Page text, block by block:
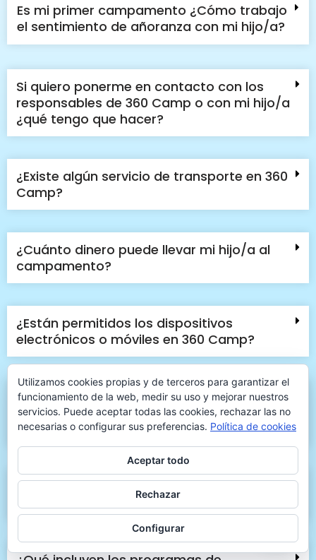
Es mi primer campamento ¿Cómo trabajo
el sentimiento de añoranza con mi hijo/a?
Si quiero ponerme en contacto con los
responsables de 360 Camp o con mi hijo/a
¿qué tengo que hacer?
¿Existe algún servicio de transporte en 360
Camp?
¿Cuánto dinero puede llevar mi hijo/a al
campamento?
¿Están permitidos los dispositivos
electrónicos o móviles en 360 Camp?
¿360 Camp tiene la política de
cancelación más flexible de todo el sector
de campamentos de España?
¿360 Camp es un campamento seguro
para mi hijo/a?
Utilizamos cookies propias y de terceros para garantizar el
funcionamiento de la web, medir su uso y mejorar nuestros
servicios. Puede aceptar todas las cookies, rechazar las no
necesarias o configurar sus preferencias. Política de cookies
Aceptar todo
Rechazar
Configurar